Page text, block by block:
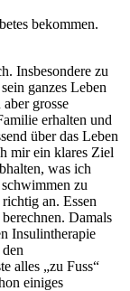
bekommen.
Insbesondere zu
ganzes Leben
grosse
erhalten und
über das Leben
mir ein klares Ziel
was ich
zu
an. Essen
Damals
Insulintherapie
alles „zu Fuss“
einiges